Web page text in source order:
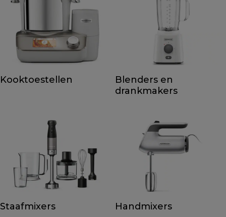
Kooktoestellen
Blenders en
drankmakers
Staafmixers Handmixers